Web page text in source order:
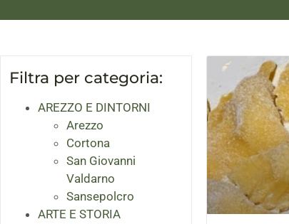
Filtra per categoria:
AREZZO E DINTORNI
Arezzo
Cortona
San Giovanni
Valdarno
Sansepolcro
ARTE E STORIA